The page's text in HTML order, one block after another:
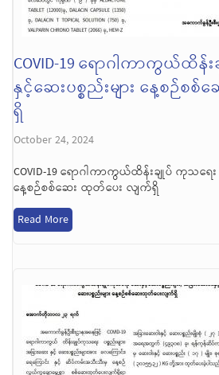
COVID-19 ရောဂါကာကွယ်ထိန်
နှင့်ဆေးပစ္စည်းများ နေ့စဉ်စ
ရှိ
October 24, 2024
COVID-19 ရောဂါကာကွယ်ထိန်းချုပ် ကုသရေး
နေ့စဉ်စစ်ဆေး ထုတ်ပေး လျက်ရှိ
Read More